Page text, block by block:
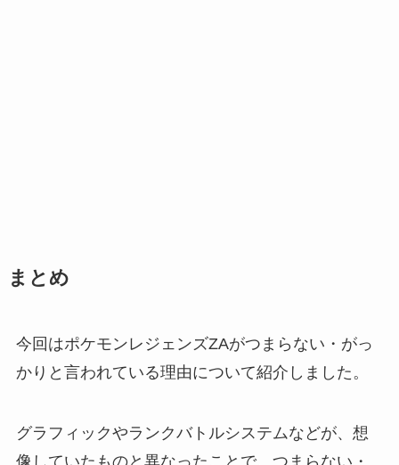
まとめ
今回はポケモンレジェンズZAがつまらない・がっ
かりと言われている理由について紹介しました。
グラフィックやランクバトルシステムなどが、想
像していたものと異なったことで、つまらない・